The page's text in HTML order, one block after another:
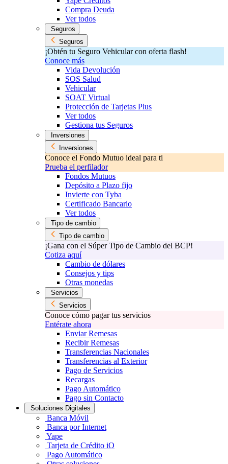
Compra Deuda
Ver todos
Seguros
Seguros
¡Obtén tu Seguro Vehicular con oferta flash!
Conoce más
Vida Devolución
SOS Salud
Vehicular
SOAT Virtual
Protección de Tarjetas Plus
Ver todos
Gestiona tus Seguros
Inversiones
Inversiones
Conoce el Fondo Mutuo ideal para ti
Prueba el perfilador
Fondos Mutuos
Depósito a Plazo fijo
Invierte con Tyba
Certificado Bancario
Ver todos
Tipo de cambio
Tipo de cambio
¡Gana con el Súper Tipo de Cambio del BCP!
Cotiza aquí
Cambio de dólares
Consejos y tips
Otras monedas
Servicios
Servicios
Conoce cómo pagar tus servicios
Entérate ahora
Enviar Remesas
Recibir Remesas
Transferencias Nacionales
Transferencias al Exterior
Pago de Servicios
Recargas
Pago Automático
Pago sin Contacto
Soluciones Digitales
Banca Móvil
Banca por Internet
Yape
Tarjeta de Crédito iO
Pago Automático